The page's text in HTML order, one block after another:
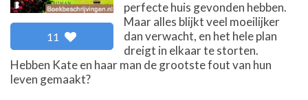
11
perfecte huis gevonden hebben.
Maar alles blijkt veel moeilijker
dan verwacht, en het hele plan
dreigt in elkaar te storten.
Hebben Kate en haar man de grootste fout van hun
leven gemaakt?